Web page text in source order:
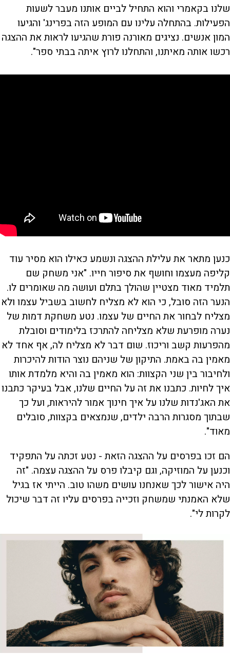
שלנו בקאמרי והוא התחיל לביים אותנו מעבר לשעות
הפעילות. בהתחלה עלינו עם המופע הזה בפרינג' והגיעו
המון אנשים. נציגים מאורנה פורת שהגיעו לראות את ההצגה
רכשו אותה מאיתנו, והתחלנו לרוץ איתה בבתי ספר".
כנען מתאר את עלילת ההצגה ונשמע כאילו הוא מסיר עוד
קליפה מעצמו וחושף את סיפור חייו. "אני משחק שם
תלמיד מאוד מצטיין שהולך בתלם ועושה מה שאומרים לו.
הנער הזה סובל, כי הוא לא מצליח לחשוב בשביל עצמו ולא
מצליח לבחור את החיים של עצמו. נטע משחקת דמות של
נערה מופרעת שלא מצליחה להתרכז בלימודים וסובלת
מהפרעות קשב וריכוז. שום דבר לא מצליח לה, אף אחד לא
מאמין בה באמת. התיקון של שניהם נוצר הודות להיכרות
ולחיבור בין שני הקצוות: הוא מאמין בה והיא מלמדת אותו
איך לחיות. כתבנו את זה על החיים שלנו, אבל בעיקר כתבנו
את האג'נדות שלנו על איך חינוך אמור להיראות, ועל כך
שבתוך מסגרות הרבה ילדים, שנמצאים בקצוות, סובלים
מאוד".
הם זכו בפרסים על ההצגה הזאת - נטע זכתה על התפקיד
וכנען על המוזיקה, וגם קיבלו פרס על ההצגה עצמה. "זה
היה אישור לכך שאנחנו עושים משהו טוב. הייתי אז בגיל
שלא האמנתי שמשחק וזכייה בפרסים עליו זה דבר שיכול
לקרות לי".